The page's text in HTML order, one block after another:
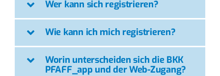
Wer kann sich registrieren?
Wie kann ich mich registrieren?
Worin unterscheiden sich die BKK
PFAFF_app und der Web-Zugang?